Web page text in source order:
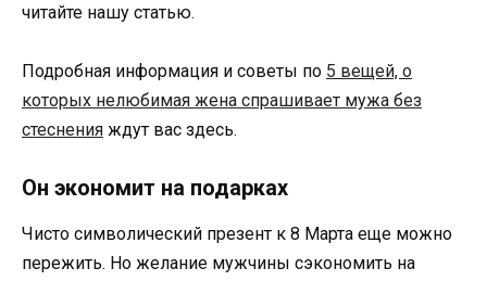
читайте нашу статью.
Подробная информация и советы по 5 вещей, о
которых нелюбимая жена спрашивает мужа без
стеснения ждут вас здесь.
Он экономит на подарках
Чисто символический презент к 8 Марта еще можно
пережить. Но желание мужчины сэкономить на